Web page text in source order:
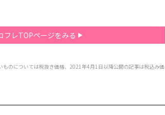
フレTOPページをみる
のについては税抜き価格、2021年4月1日以降公開の記事は税込み価